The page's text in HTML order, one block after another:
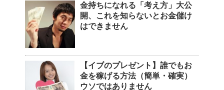
金持ちになれる「考え方」大公
開、これを知らないとお金儲け
はできません
【イブのプレゼント】誰でもお
金を稼げる方法（簡単・確実）
ウソではありません